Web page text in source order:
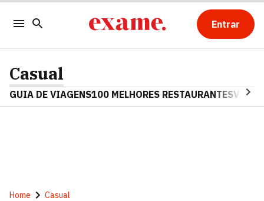
Entrar
Casual
GUIA DE VIAGENS100 MELHORES RESTAURANTES
Home Casual